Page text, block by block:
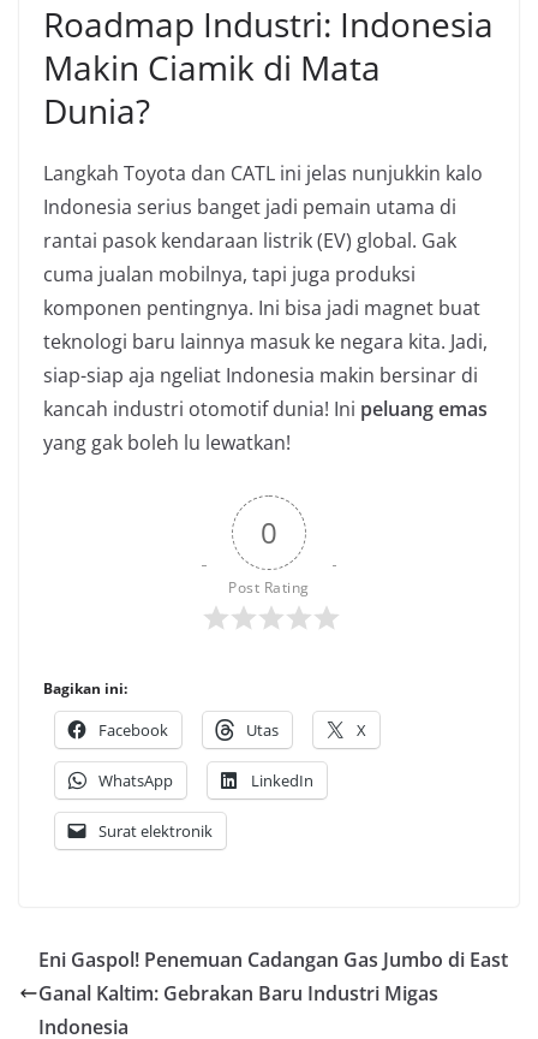
Roadmap Industri: Indonesia
Makin Ciamik di Mata
Dunia?
Langkah Toyota dan CATL ini jelas nunjukkin kalo
Indonesia serius banget jadi pemain utama di
rantai pasok kendaraan listrik (EV) global. Gak
cuma jualan mobilnya, tapi juga produksi
komponen pentingnya. Ini bisa jadi magnet buat
teknologi baru lainnya masuk ke negara kita. Jadi,
siap-siap aja ngeliat Indonesia makin bersinar di
kancah industri otomotif dunia! Ini peluang emas
yang gak boleh lu lewatkan!
0
Post Rating
Bagikan ini:
Facebook Utas X
WhatsApp LinkedIn
Surat elektronik
Eni Gaspol! Penemuan Cadangan Gas Jumbo di East
Ganal Kaltim: Gebrakan Baru Industri Migas
Indonesia